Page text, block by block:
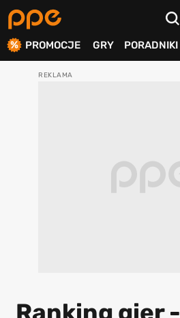
PROMOCJE GRY PORADNIKI